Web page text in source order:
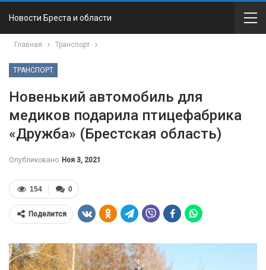
Новости Бреста и области
Главная Транспорт
ТРАНСПОРТ
Новенький автомобиль для
медиков подарила птицефабрика
«Дружба» (Брестская область)
Опубликовано Ноя 3, 2021
0
154
Поделится